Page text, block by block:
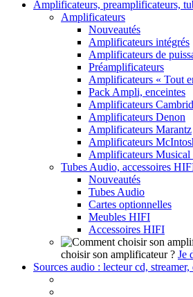
Amplificateurs, preamplificateurs,
Amplificateurs
Nouveautés
Amplificateurs intégrés
Amplificateurs de
Préamplificateurs
Amplificateurs « Tout
Pack Ampli, enceintes
Amplificateurs
Amplificateurs Denon
Amplificateurs Marantz
Amplificateurs
Amplificateurs
Tubes Audio, accessoires
Nouveautés
Tubes Audio
Cartes optionnelles
Meubles HIFI
Accessoires HIFI
choisir son amplificateur ? Je
Sources audio : lecteur cd, streamer,